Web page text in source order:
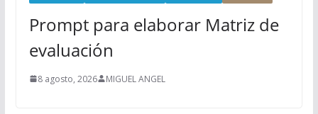
Prompt para elaborar Matriz de
evaluación
8 agosto, 2026 MIGUEL ANGEL